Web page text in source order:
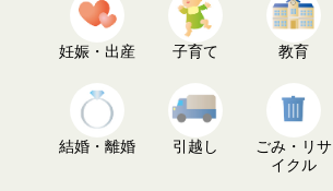
妊娠・出産 子育て 教育
結婚・離婚 引越し
ごみ・リサ
イクル